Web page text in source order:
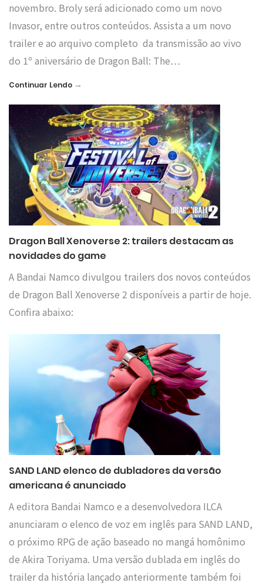
novembro. Broly será adicionado como um novo
Invasor, entre outros conteúdos. Assista a um novo
trailer e ao arquivo completo da transmissão ao vivo
do 1º aniversário de Dragon Ball: The…
Continuar Lendo →
Dragon Ball Xenoverse 2: trailers destacam as
novidades do game
A Bandai Namco divulgou trailers dos novos conteúdos
de Dragon Ball Xenoverse 2 disponíveis a partir de hoje.
Confira abaixo:
SAND LAND elenco de dubladores da versão
americana é anunciado
A editora Bandai Namco e a desenvolvedora ILCA
anunciaram o elenco de voz em inglês para SAND LAND,
o próximo RPG de ação baseado no mangá homônimo
de Akira Toriyama. Uma versão dublada em inglês do
trailer da história lançado anteriormente também foi